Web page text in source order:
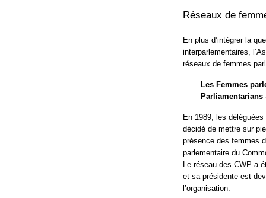
Réseaux de
En plus d’intégrer la
interparlementaires,
réseaux de femmes
Les Femmes
Parliamentarians
En 1989, les
décidé de mettre sur
présence des femmes
parlementaire du
Le réseau des CWP a
et sa présidente est
l’organisation.